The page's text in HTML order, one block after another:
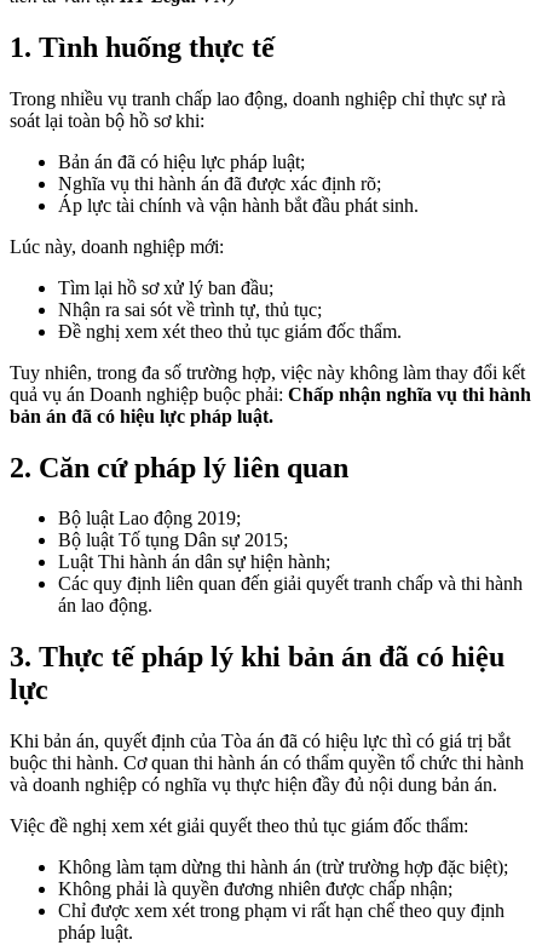
1. Tình huống thực tế
Trong nhiều vụ tranh chấp lao động, doanh nghiệp chỉ thực sự rà
soát lại toàn bộ hồ sơ khi:
Bản án đã có hiệu lực pháp luật;
Nghĩa vụ thi hành án đã được xác định rõ;
Áp lực tài chính và vận hành bắt đầu phát sinh.
Lúc này, doanh nghiệp mới:
Tìm lại hồ sơ xử lý ban đầu;
Nhận ra sai sót về trình tự, thủ tục;
Đề nghị xem xét theo thủ tục giám đốc thẩm.
Tuy nhiên, trong đa số trường hợp, việc này không làm thay đổi kết
quả vụ án Doanh nghiệp buộc phải: Chấp nhận nghĩa vụ thi hành
bản án đã có hiệu lực pháp luật.
2. Căn cứ pháp lý liên quan
Bộ luật Lao động 2019;
Bộ luật Tố tụng Dân sự 2015;
Luật Thi hành án dân sự hiện hành;
Các quy định liên quan đến giải quyết tranh chấp và thi hành
án lao động.
3. Thực tế pháp lý khi bản án đã có hiệu
lực
Khi bản án, quyết định của Tòa án đã có hiệu lực thì có giá trị bắt
buộc thi hành. Cơ quan thi hành án có thẩm quyền tổ chức thi hành
và doanh nghiệp có nghĩa vụ thực hiện đầy đủ nội dung bản án.
Việc đề nghị xem xét giải quyết theo thủ tục giám đốc thẩm:
Không làm tạm dừng thi hành án (trừ trường hợp đặc biệt);
Không phải là quyền đương nhiên được chấp nhận;
Chỉ được xem xét trong phạm vi rất hạn chế theo quy định
pháp luật.